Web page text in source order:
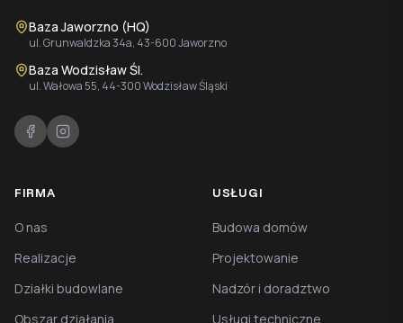
Baza Jaworzno (HQ)
ul. Grunwaldzka 34a, 43-600 Jaworzno
Baza Wodzisław Śl.
ul. Wałowa 55, 44-300 Wodzisław Śląski
FIRMA
O nas
Realizacje
Działki budowlane
Obszar działania
USŁUGI
Budowa domów
Projektowanie
Nadzór i doradztwo
Usługi techniczne